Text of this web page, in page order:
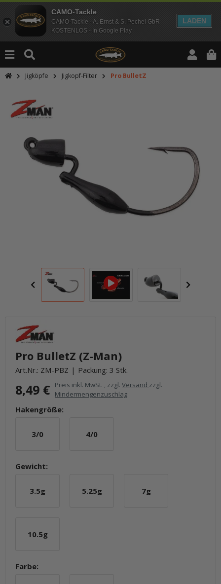
CAMO-Tackle
CAMO-Tackle - A. Ernst & S. Pechel GbR
KOSTENLOS - In Google Play
LADEN
Jigköpfe Jigkopf-Filter Pro BulletZ
Pro BulletZ (Z-Man)
Art.Nr.: ZM-PBZ Packung: 3 Stk.
8,49 € Preis inkl. MwSt. , zzgl. Versand zzgl.
Mindermengenzuschlag
Hakengröße:
3/0
3/0 4/0
4/0
Gewicht:
3.5g
3.5g 5.25g
5.25g 7g
7g
10.5g
10.5g
Farbe: